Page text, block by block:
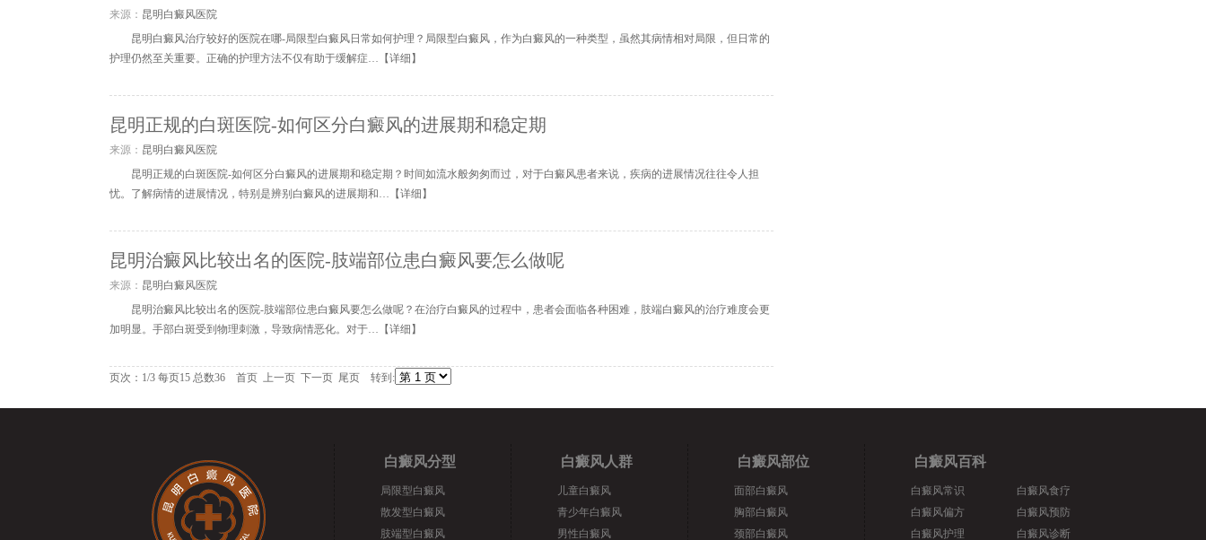
来源： 昆明白癜风医院
昆明白癜风治疗较好的医院在哪-局限型白癜风日常如何护理？局限型白癜风，作为白癜风的一种类型，虽然其病情相对局限，但日常的
护理仍然至关重要。正确的护理方法不仅有助于缓解症…【详细 】
昆明正规的白斑医院-如何区分白癜风的进展期和稳定期
来源： 昆明白癜风医院
昆明正规的白斑医院-如何区分白癜风的进展期和稳定期？时间如流水般匆匆而过，对于白癜风患者来说，疾病的进展情况往往令人担
忧。了解病情的进展情况，特别是辨别白癜风的进展期和…【详细 】
昆明治癜风比较出名的医院-肢端部位患白癜风要怎么做呢
来源： 昆明白癜风医院
昆明治癜风比较出名的医院-肢端部位患白癜风要怎么做呢？在治疗白癜风的过程中，患者会面临各种困难，肢端白癜风的治疗难度会更
加明显。手部白斑受到物理刺激，导致病情恶化。对于…【详细 】
页次：1/3 每页15 总数36 首页 上一页 下一页 尾页 转到:
白癜风分型
局限型白癜风
散发型白癜风
肢端型白癜风
白癜风人群
儿童白癜风
青少年白癜风
男性白癜风
白癜风部位
面部白癜风
胸部白癜风
颈部白癜风
白癜风百科
白癜风常识
白癜风偏方
白癜风护理
白癜风食疗
白癜风预防
白癜风诊断